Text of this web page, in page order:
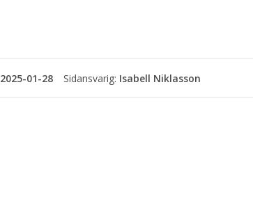
2025-01-28 Isabell Niklasson